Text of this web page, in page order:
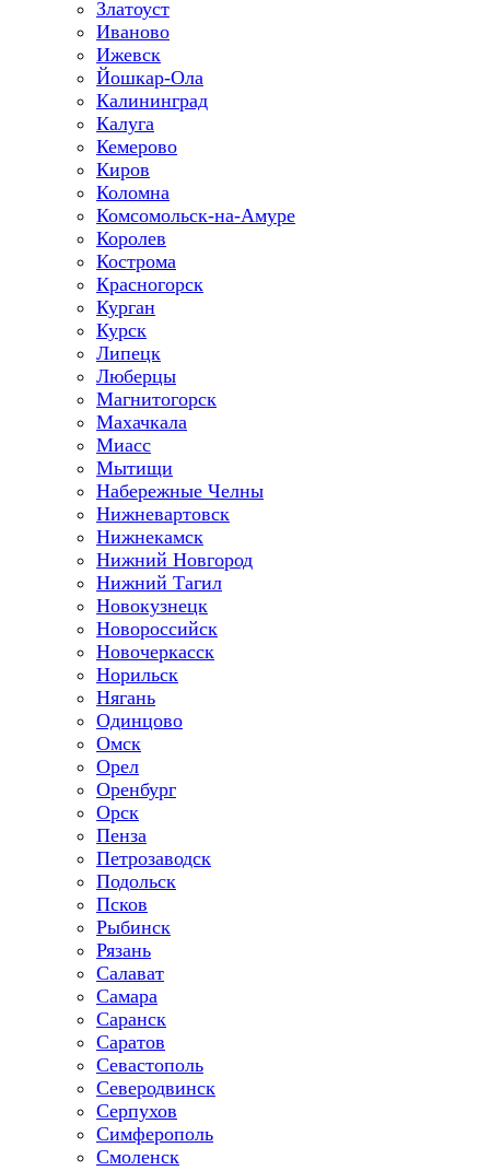
Златоуст
Иваново
Ижевск
Йошкар-Ола
Калининград
Калуга
Кемерово
Киров
Коломна
Комсомольск-на-Амуре
Королев
Кострома
Красногорск
Курган
Курск
Липецк
Люберцы
Магнитогорск
Махачкала
Миасс
Мытищи
Набережные Челны
Нижневартовск
Нижнекамск
Нижний Новгород
Нижний Тагил
Новокузнецк
Новороссийск
Новочеркасск
Норильск
Нягань
Одинцово
Омск
Орел
Оренбург
Орск
Пенза
Петрозаводск
Подольск
Псков
Рыбинск
Рязань
Салават
Самара
Саранск
Саратов
Севастополь
Северодвинск
Серпухов
Симферополь
Смоленск